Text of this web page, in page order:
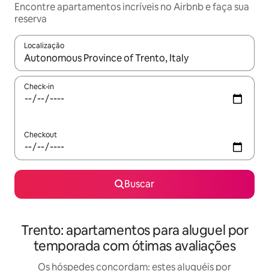
Encontre apartamentos incríveis no Airbnb e faça sua
reserva
Localização
Quando os resultados estiverem disponíveis, explore-os
Check-in
Checkout
Buscar
Trento: apartamentos para aluguel por
temporada com ótimas avaliações
Os hóspedes concordam: estes aluguéis por